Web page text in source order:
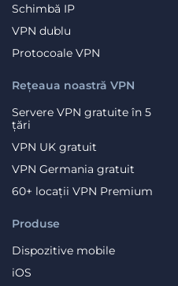
Schimbă IP
VPN dublu
Protocoale VPN
Produse
Dispozitive mobile
iOS
Rețeaua noastră VPN
Servere VPN gratuite în 5
țări
VPN UK gratuit
VPN Germania gratuit
60+ locații VPN Premium